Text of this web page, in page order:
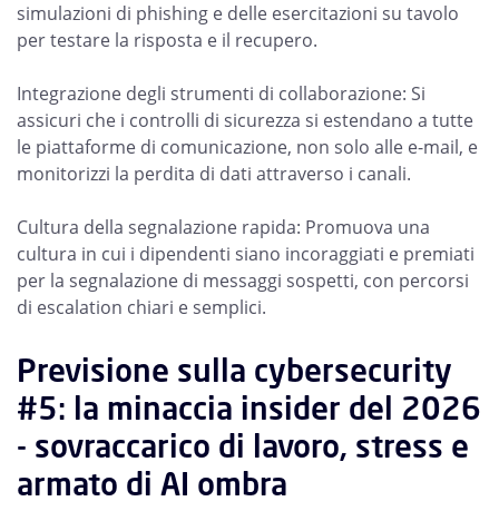
simulazioni di phishing e delle esercitazioni su tavolo
per testare la risposta e il recupero.
Integrazione degli strumenti di collaborazione: Si
assicuri che i controlli di sicurezza si estendano a tutte
le piattaforme di comunicazione, non solo alle e-mail, e
monitorizzi la perdita di dati attraverso i canali.
Cultura della segnalazione rapida: Promuova una
cultura in cui i dipendenti siano incoraggiati e premiati
per la segnalazione di messaggi sospetti, con percorsi
di escalation chiari e semplici.
Previsione sulla cybersecurity
#5: la minaccia insider del 2026
- sovraccarico di lavoro, stress e
armato di AI ombra